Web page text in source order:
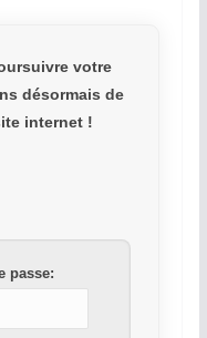
votre
désormais de
internet !
passe: